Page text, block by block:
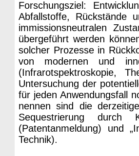
Forschungsziel:
Abfallstoffe, Rückstände
immissionsneutralen
übergeführt werden
solcher Prozesse in
von modernen und
(Infrarotspektroskopie,
Untersuchung der
für jeden Anwendungsfall
nennen sind die
Sequestrierung durch
(Patentanmeldung) und
Technik).